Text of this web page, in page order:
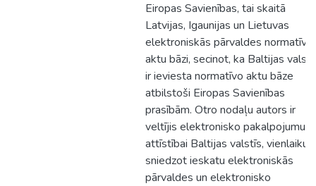
Eiropas Savienības, tai skaitā
Latvijas, Igaunijas un Lietuvas
elektroniskās pārvaldes normatīvo
aktu bāzi, secinot, ka Baltijas
ir ieviesta normatīvo aktu bāze
atbilstoši Eiropas Savienības
prasībām. Otro nodaļu autors ir
veltījis elektronisko pakalpojumu
attīstībai Baltijas valstīs, vienlaikus
sniedzot ieskatu elektroniskās
pārvaldes un elektronisko